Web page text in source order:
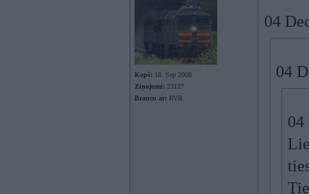
Kopš: 18. Sep 2008
Ziņojumi: 23127
Braucu ar: RVR
04
04
04